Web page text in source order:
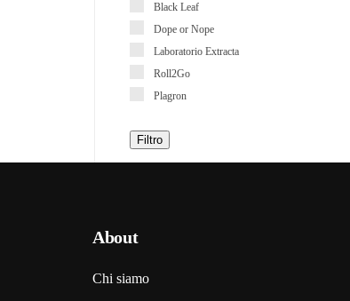
Black Leaf
Dope or Nope
Laboratorio Extracta
Roll2Go
Plagron
Filtro
About
Chi siamo